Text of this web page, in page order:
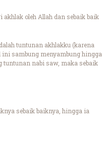
oleh Allah dan sebaik baik
tuntunan akhlakku (karena
sambung menyambung hingga
tuntunan nabi saw, maka sebaik
sebaik baiknya, hingga ia